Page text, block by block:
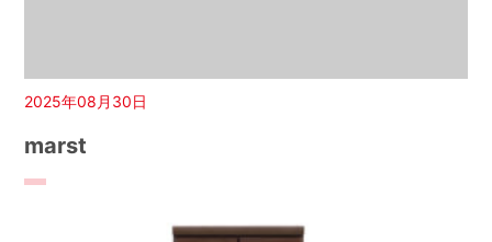
2025年08月30日
marst